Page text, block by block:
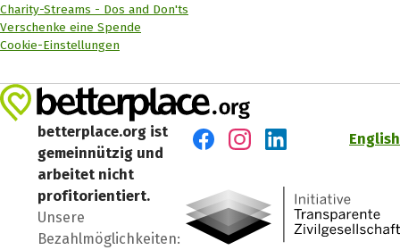
Charity-Streams - Dos and Don'ts
Verschenke eine Spende
Cookie-Einstellungen
betterplace.org ist
gemeinnützig und
arbeitet nicht
profitorientiert.
Unsere
Bezahlmöglichkeiten:
English